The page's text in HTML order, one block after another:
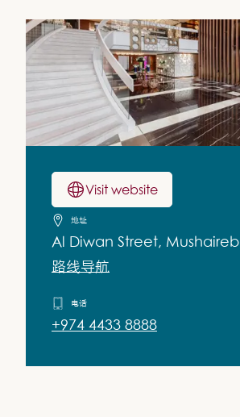
Visit website
地址
Al Diwan Street, Mushaireb
路线导航
电话
+974 4433 8888